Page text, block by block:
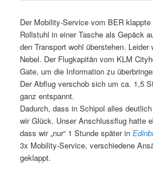
Der Mobility-Service vom BER
Rollstuhl in einer Tasche als Gepäck
den Transport wohl überstehen.
Nebel. Der Flugkapitän vom KLM
Gate, um die Information zu
Der Abflug verschob sich um ca. 1,5
ganz entspannt.
Dadurch, dass in Schipol alles
wir Glück. Unser Anschlussflug hatte
dass wir „nur“ 1 Stunde später in
3x Mobility-Service, verschiedene
geklappt.